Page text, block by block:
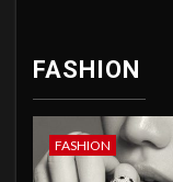
FASHION
FASHION